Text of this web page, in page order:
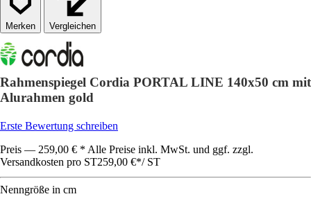
Vergleichen
Rahmenspiegel Cordia PORTAL LINE 140x50 cm mit
Alurahmen gold
Erste Bewertung schreiben
Preis — 259,00 € * Alle Preise inkl. MwSt. und ggf. zzgl.
Versandkosten pro ST259,00 €*/ ST
Nenngröße in cm